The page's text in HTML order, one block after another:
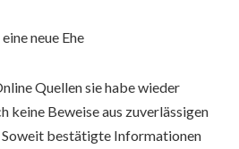
neue Ehe
Quellen sie habe wieder
keine Beweise aus zuverlässigen
bestätigte Informationen